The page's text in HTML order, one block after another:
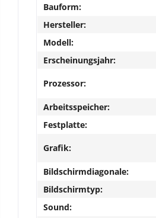
Bauform:
Hersteller:
Modell:
Erscheinungsjahr:
Prozessor:
Arbeitsspeicher:
Festplatte:
Grafik:
Bildschirmdiagonale:
Bildschirmtyp:
Sound: